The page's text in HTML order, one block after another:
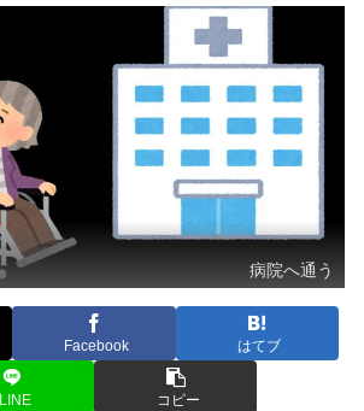
病院へ通う
Facebook はてブ
LINE コピー